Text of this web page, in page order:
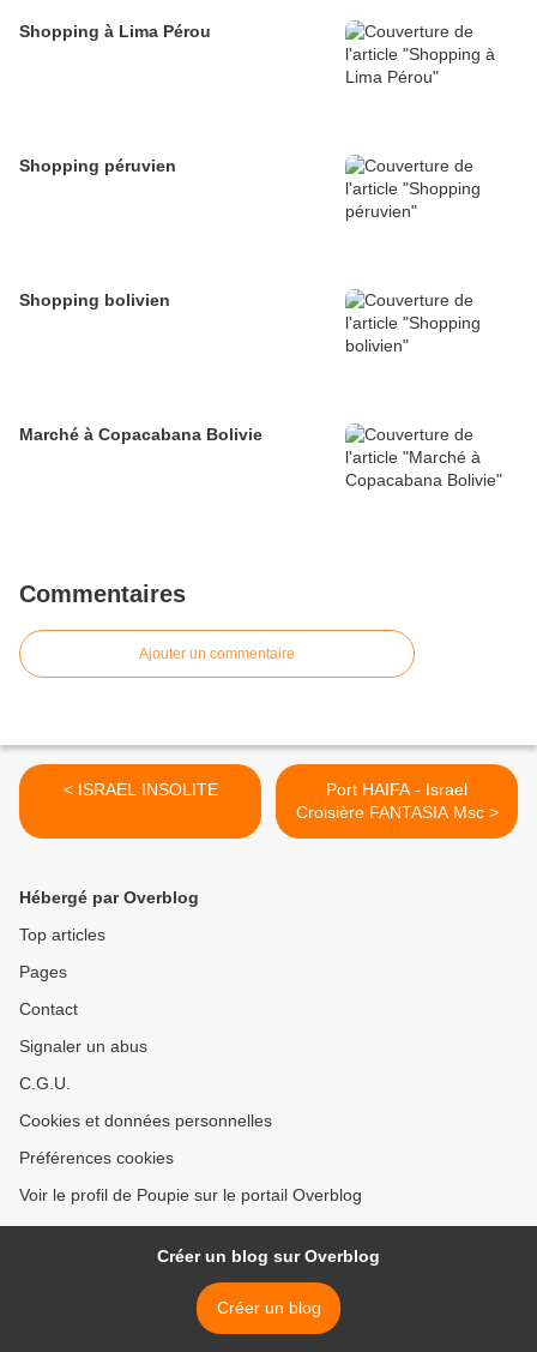
Shopping à Lima Pérou
Shopping péruvien
Shopping bolivien
Marché à Copacabana Bolivie
Commentaires
Ajouter un commentaire
< ISRAEL INSOLITE
Port HAIFA - Israel
Croisière FANTASIA Msc >
Hébergé par Overblog
Top articles
Pages
Contact
Signaler un abus
C.G.U.
Cookies et données personnelles
Préférences cookies
Voir le profil de Poupie sur le portail Overblog
Créer un blog sur Overblog
Créer un blog